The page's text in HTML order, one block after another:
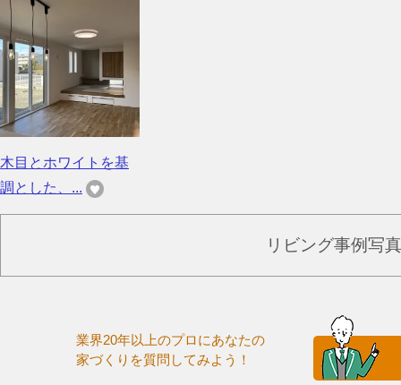
木目とホワイトを基
調とした、...
リビング事例写
業界20年以上のプロにあなたの
家づくりを質問してみよう！